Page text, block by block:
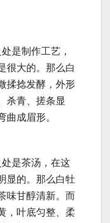
是制作工艺，
很大的。那么白
揉捻发酵，外形
杀青、搓条显
曲成眉形。
是茶汤，在这
显的。那么白牡
味甘醇清新。而
，叶底匀整、柔